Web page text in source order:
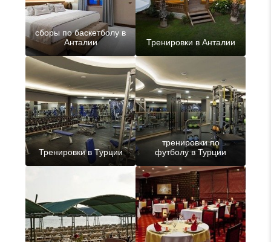
сборы по баскетболу в
Анталии
Тренировки в Анталии
Тренировки в Турции
тренировки по
футболу в Турции